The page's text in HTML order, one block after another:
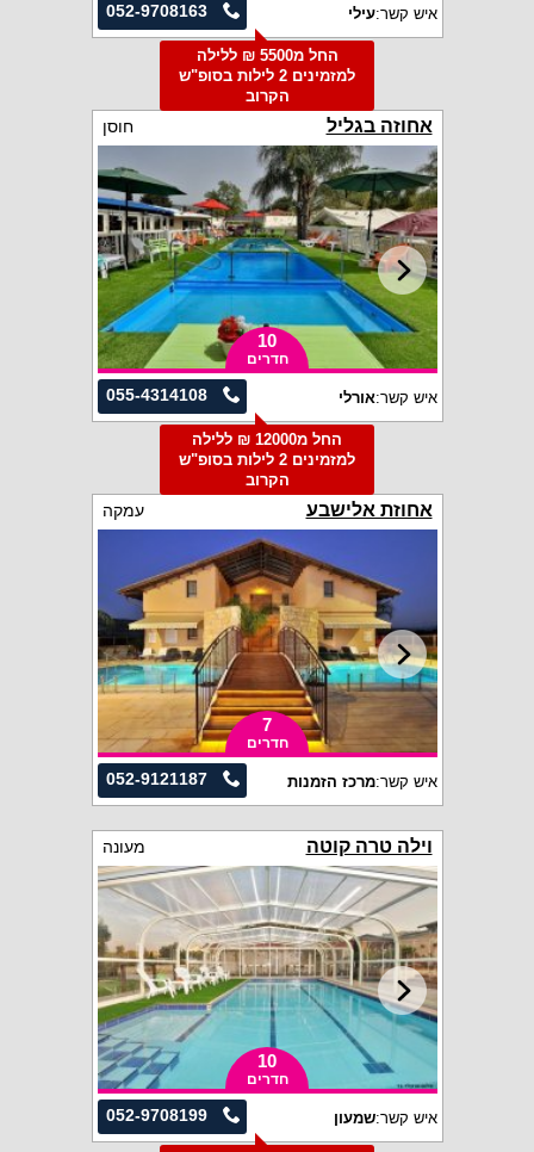
052-9708163 איש קשר:עילי
החל מ5500 ₪ ללילה
למזמינים 2 לילות בסופ"ש
הקרוב
אחוזה בגליל חוסן
10
חדרים
055-4314108 איש קשר:אורלי
החל מ12000 ₪ ללילה
למזמינים 2 לילות בסופ"ש
הקרוב
אחוזת אלישבע עמקה
7
חדרים
052-9121187 איש קשר:מרכז הזמנות
וילה טרה קוטה מעונה
10
חדרים
052-9708199 איש קשר:שמעון